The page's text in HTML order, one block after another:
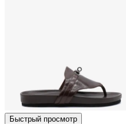
Быстрый просмотр